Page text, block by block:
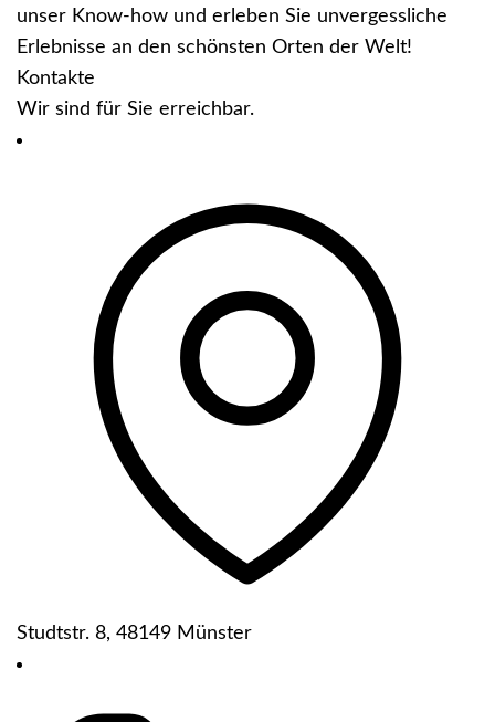
unser Know-how und erleben Sie unvergessliche
Erlebnisse an den schönsten Orten der Welt!
Kontakte
Wir sind für Sie erreichbar.
Studtstr. 8, 48149 Münster